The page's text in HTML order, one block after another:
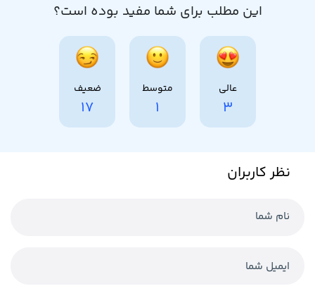
این مطلب برای شما مفید بوده است؟
عالی
3
متوسط
1
ضعیف
17
نظر کاربران